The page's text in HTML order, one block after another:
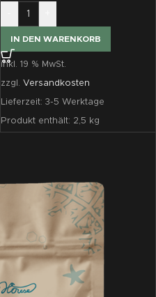
IN DEN WARENKORB
inkl. 19 % MwSt.
zzgl. Versandkosten
Lieferzeit: 3-5 Werktage
Produkt enthält: 2,5 kg